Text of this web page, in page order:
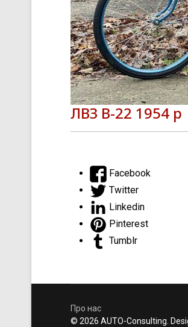
ЛВЗ В-22 1954 р
Facebook
Twitter
Linkedin
Pinterest
Tumblr
Про нас
© 2026 AUTO-Consulting.